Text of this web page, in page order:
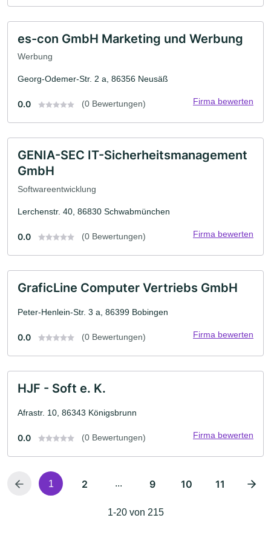
es-con GmbH Marketing und Werbung
Werbung
Georg-Odemer-Str. 2 a, 86356 Neusäß
0.0 (0 Bewertungen) Firma bewerten
GENIA-SEC IT-Sicherheitsmanagement
GmbH
Softwareentwicklung
Lerchenstr. 40, 86830 Schwabmünchen
0.0 (0 Bewertungen) Firma bewerten
GraficLine Computer Vertriebs GmbH
Peter-Henlein-Str. 3 a, 86399 Bobingen
0.0 (0 Bewertungen) Firma bewerten
HJF - Soft e. K.
Afrastr. 10, 86343 Königsbrunn
0.0 (0 Bewertungen) Firma bewerten
1 2 ... 9 10 11
1-20 von 215